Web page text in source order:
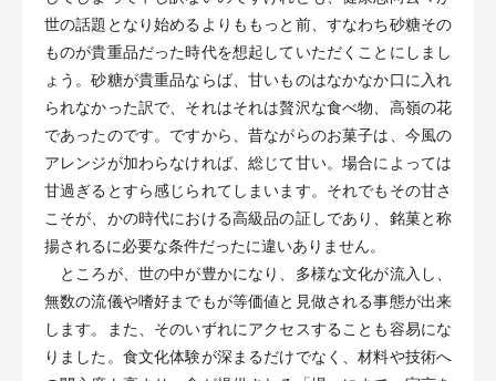
世の話題となり始めるよりももっと前、すなわち砂糖その
ものが貴重品だった時代を想起していただくことにしまし
ょう。砂糖が貴重品ならば、甘いものはなかなか口に入れ
られなかった訳で、それはそれは贅沢な食べ物、高嶺の花
であったのです。ですから、昔ながらのお菓子は、今風の
アレンジが加わらなければ、総じて甘い。場合によっては
甘過ぎるとすら感じられてしまいます。それでもその甘さ
こそが、かの時代における高級品の証しであり、銘菓と称
揚されるに必要な条件だったに違いありません。
ところが、世の中が豊かになり、多様な文化が流入し、
無数の流儀や嗜好までもが等価値と見做される事態が出来
します。また、そのいずれにアクセスすることも容易にな
りました。食文化体験が深まるだけでなく、材料や技術へ